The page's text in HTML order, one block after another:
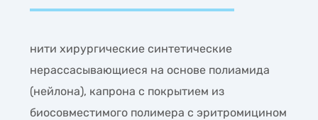
нити хирургические синтетические
нерассасывающиеся на основе полиамида
(нейлона), капрона с покрытием из
биосовместимого полимера с эритромицином